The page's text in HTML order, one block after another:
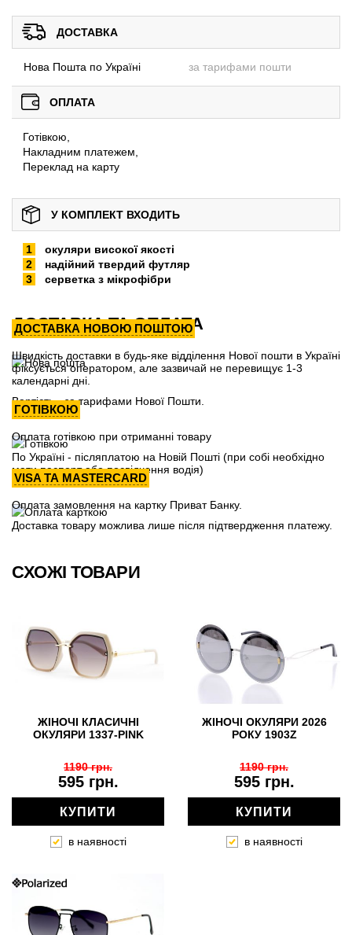
ДОСТАВКА
Нова Пошта по Україні за тарифами пошти
ОПЛАТА
Готівкою,
Накладним платежем,
Переклад на карту
У КОМПЛЕКТ ВХОДИТЬ
окуляри високої якості
надійний твердий футляр
серветка з мікрофібри
ДОСТАВКА ТА ОПЛАТА
ДОСТАВКА НОВОЮ ПОШТОЮ
Швидкість доставки в будь-яке відділення Нової пошти в Україні
фіксується оператором, але зазвичай не перевищує 1-3
календарні дні.
Вартість - за тарифами Нової Пошти.
ГОТІВКОЮ
Оплата готівкою при отриманні товару
По Україні - післяплатою на Новій Пошті (при собі необхідно
мати паспорт або посвідчення водія)
VISA ТА MASTERCARD
Оплата замовлення на картку Приват Банку.
Доставка товару можлива лише після підтвердження платежу.
СХОЖІ ТОВАРИ
ЖІНОЧІ КЛАСИЧНІ
ОКУЛЯРИ 1337-PINK
595 грн.
1190 грн.
КУПИТИ
в наявності
ЖІНОЧІ ОКУЛЯРИ 2026
РОКУ 1903Z
595 грн.
1190 грн.
КУПИТИ
в наявності